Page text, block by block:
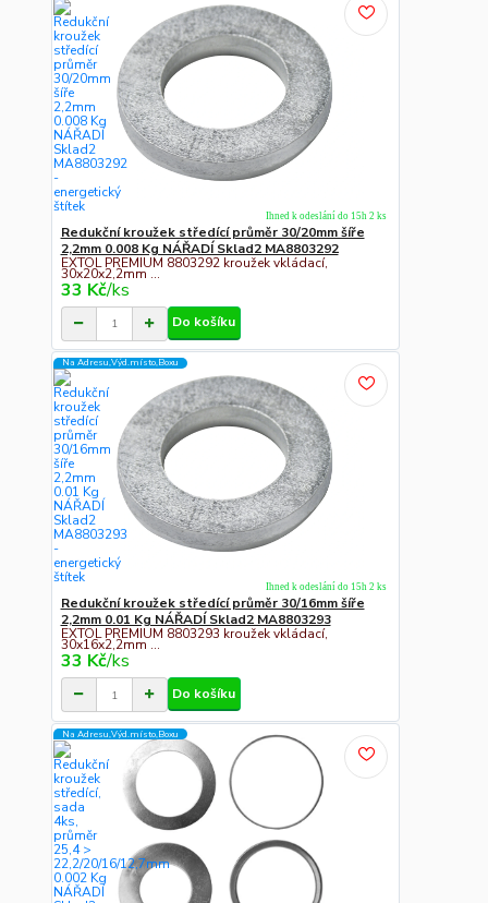
Redukční kroužek středící průměr 30/20mm šíře
2,2mm 0.008 Kg NÁŘADÍ Sklad2 MA8803292
EXTOL PREMIUM 8803292 kroužek vkládací,
30x20x2,2mm ...
33 Kč/ks
Ihned k odeslání do 15h 2 ks
Do košíku
Na Adresu,Výd.místo,Boxu
Redukční kroužek středící průměr 30/16mm šíře
2,2mm 0.01 Kg NÁŘADÍ Sklad2 MA8803293
EXTOL PREMIUM 8803293 kroužek vkládací,
30x16x2,2mm ...
33 Kč/ks
Ihned k odeslání do 15h 2 ks
Do košíku
Na Adresu,Výd.místo,Boxu